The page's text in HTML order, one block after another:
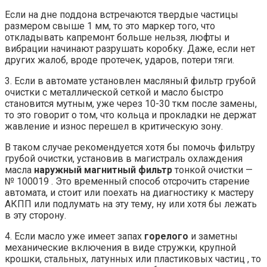
Если на дне поддона встречаются твердые частицы
размером свыше 1 мм, то это маркер того, что
откладывать капремонт больше нельзя, люфты и
вибрации начинают разрушать коробку. Даже, если нет
других жалоб, вроде протечек, ударов, потери тяги.
3. Если в автомате установлен масляный фильтр грубой
очистки с металлической сеткой и масло быстро
становится мутным, уже через 10-30 ткм после замены,
то это говорит о том, что кольца и прокладки не держат
жавление и износ перешел в критическую зону.
В таком случае рекомендуется хотя бы помочь фильтру
грубой очистки, установив в магистраль охлаждения
масла наружный магнитный фильтр тонкой очистки —
№ 100019 . Это временный способ отсрочить старение
автомата, и стоит или поехать на диагностику к мастеру
АКПП или подлумать на эту тему, ну или хотя бы лежать
в эту сторону.
4. Если масло уже имеет запах горелого и заметны
механические включения в виде стружки, крупной
крошки, стальных, латунных или пластиковых частиц , то